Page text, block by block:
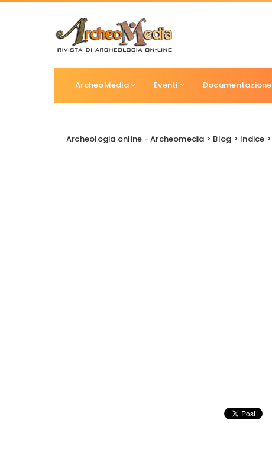
ArcheoMedia Eventi Documentazione
Archeologia online - Archeomedia > Blog > Indice >